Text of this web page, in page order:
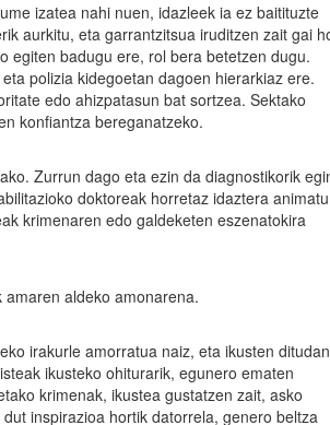
izatea nahi nuen, idazleek ia ez baitituzte
aurkitu, eta garrantzitsua iruditzen zait gai
egiten badugu ere, rol bera betetzen dugu.
polizia kidegoetan dagoen hierarkiaz ere.
edo ahizpatasun bat sortzea. Sektako
konfiantza bereganatzeko.
Zurrun dago eta ezin da diagnostikorik
doktoreak horretaz idaztera animatu
krimenaren edo galdeketen eszenatokira
aldeko amonarena.
irakurle amorratua naiz, eta ikusten
ikusteko ohiturarik, egunero ematen
krimenak, ikustea gustatzen zait, asko
inspirazioa hortik datorrela, genero beltza